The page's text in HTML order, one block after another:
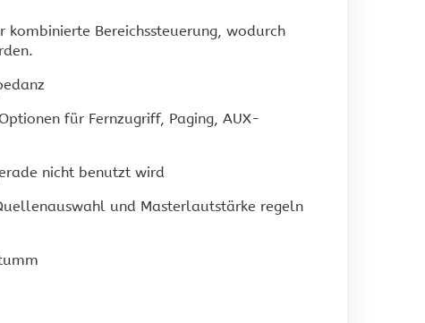
Bereichssteuerung, wodurch
für Fernzugriff, Paging, AUX-
nicht benutzt wird
und Masterlautstärke regeln